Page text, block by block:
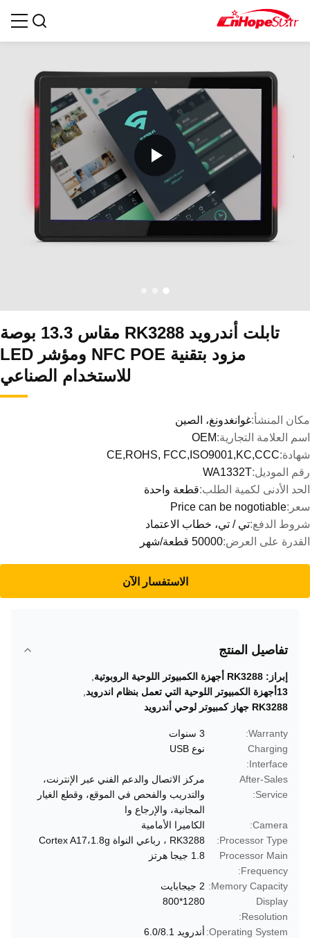
تابلت أندرويد RK3288 مقاس 13.3 بوصة
مزود بتقنية NFC POE ومؤشر LED
للاستخدام الصناعي
مكان المنشأ:غوانغدونغ، الصين
اسم العلامة التجارية:OEM
شهادة:CE,ROHS, FCC,ISO9001,KC,CCC
رقم الموديل:WA1332T
الحد الأدنى لكمية الطلب:قطعة واحدة
سعر:Price can be nogotiable
شروط الدفع:تي / تي، خطاب الاعتماد
القدرة على العرض:50000 قطعة/شهر
الاستفسار الآن
تفاصيل المنتج
إبراز: RK3288 أجهزة الكمبيوتر اللوحية الروبوتية
13أجهزة الكمبيوتر اللوحية التي تعمل بنظام اندرويد
RK3288 جهاز كمبيوتر لوحي أندرويد
Warranty:
3 سنوات
Charging
Interface:
نوع USB
After-Sales
Service:
مركز الاتصال والدعم الفني عبر الإنترنت،
والتدريب والفحص في الموقع، وقطع الغيار
المجانية، والإرجاع وا
Camera:
الكاميرا الأمامية
Processor Type:
RK3288 ، رباعي النواة Cortex A17،1.8g
Processor Main
Frequency:
1.8 جيجا هرتز
Memory Capacity:
2 جيجابايت
Display
Resolution:
1280*800
Operating System: أندرويد 6.0/8.1